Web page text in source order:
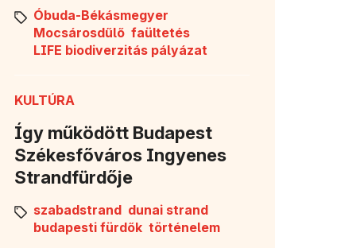
Óbuda-Békásmegyer
Mocsárosdűlő faültetés
LIFE biodiverzitás pályázat
KULTÚRA
Így működött Budapest
Székesfőváros Ingyenes
Strandfürdője
szabadstrand dunai strand
budapesti fürdők történelem